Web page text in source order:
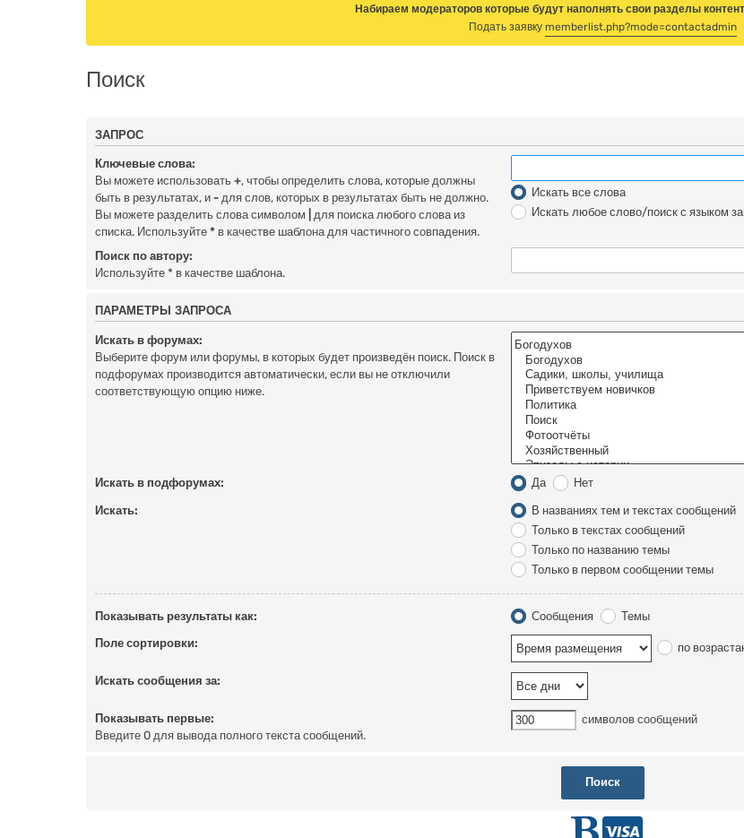
Набираем модераторов которые будут наполнять свои разделы
Подать заявку memberlist.php?mode=contactadmin
Поиск
ЗАПРОС
Ключевые слова:
Вы можете использовать +, чтобы определить слова, которые должны
быть в результатах, и - для слов, которых в результатах быть не должно.
Вы можете разделить слова символом
для поиска любого слова из
списка. Используйте * в качестве шаблона для частичного совпадения.
Искать все слова
Искать любое слово/поиск с языком
Поиск по автору:
Используйте * в качестве шаблона.
ПАРАМЕТРЫ ЗАПРОСА
Искать в форумах:
Выберите форум или форумы, в которых будет произведён поиск. Поиск в
подфорумах производится автоматически, если вы не отключили
соответствующую опцию ниже.
Искать в подфорумах: Да Нет
Искать:
В названиях тем и текстах сообщений
Только в текстах сообщений
Только по названию темы
Только в первом сообщении темы
Показывать результаты как: Сообщения Темы
Поле сортировки: по
Искать сообщения за:
Показывать первые:
Введите 0 для вывода полного текста сообщений.
символов сообщений
Г D